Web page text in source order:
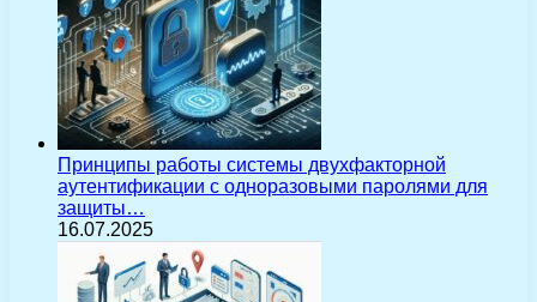
Принципы работы системы двухфакторной
аутентификации с одноразовыми паролями для
защиты…
16.07.2025